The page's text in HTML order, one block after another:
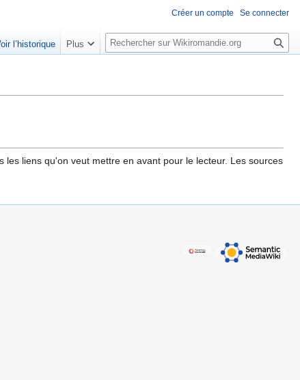
liens qu'on veut mettre en avant pour le lecteur. Les sources
Créer un compte Se connecter
l’historique Plus
R
e
e
h
e